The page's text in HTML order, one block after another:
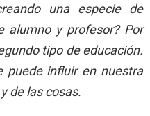
una especie de
alumno y profesor? Por
tipo de educación.
puede influir en nuestra
de las cosas.